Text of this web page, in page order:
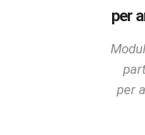
per
per